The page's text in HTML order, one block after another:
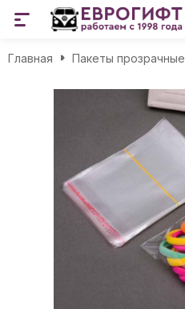
Главная Пакеты прозрачные